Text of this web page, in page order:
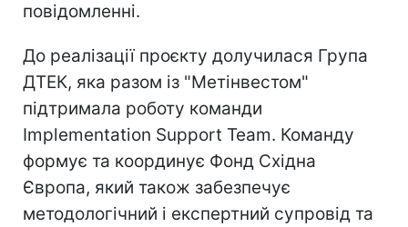
повідомленні.
До реалізації проєкту долучилася Група
ДТЕК, яка разом із "Метінвестом"
підтримала роботу команди
Implementation Support Team. Команду
формує та координує Фонд Східна
Європа, який також забезпечує
методологічний і експертний супровід та